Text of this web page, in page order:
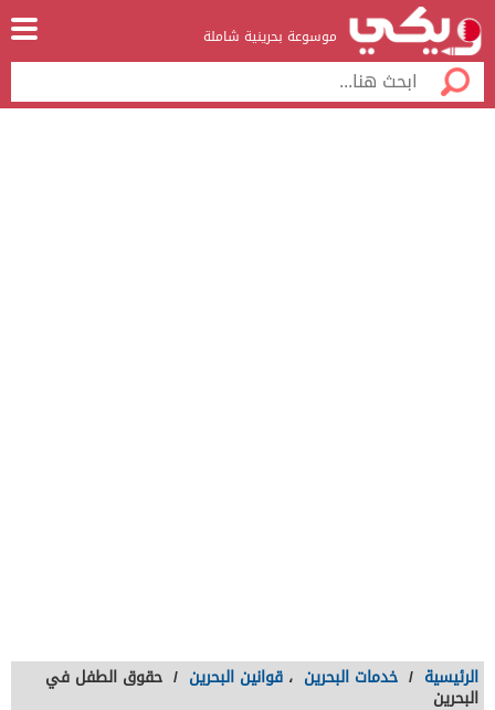
موسوعة بحرينية شاملة
الرئيسية / خدمات البحرين ، قوانين البحرين / حقوق الطفل في
البحرين